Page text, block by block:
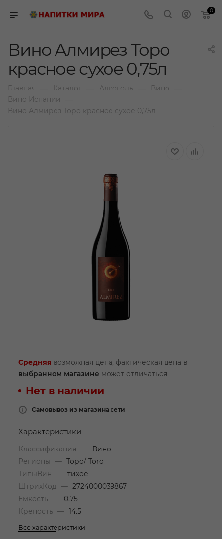
0
Вино Алмирез Торо
красное сухое 0,75л
Главная Каталог Алкоголь Вино
Вино Испании
Вино Алмирез Торо красное сухое 0,75л
Средняя возможная цена, фактическая цена в
выбранном магазине может отличаться
Нет в наличии
Самовывоз из магазина сети
Характеристики
Классификация —
Вино
Регионы
— Торо/ Toro
ТипыВин
— тихое
ШтрихКод
— 2724000039867
Емкость
—
0.75
Крепость
— 14.5
Все характеристики